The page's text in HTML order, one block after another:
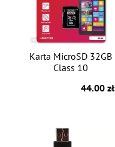
Karta MicroSD 32GB
Class 10
44.00 zł